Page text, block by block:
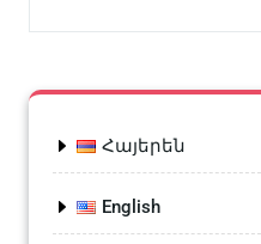
Հայերեն
English